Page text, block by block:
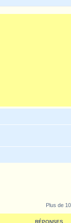
Plus de
RÉPONSES